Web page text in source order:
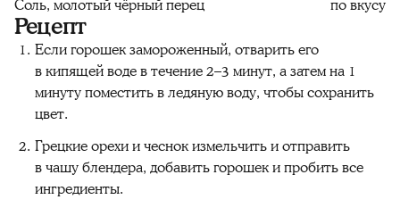
Соль, молотый чёрный перец
по вкусу
Рецепт
Если горошек замороженный, отварить его
в кипящей воде в течение 2–3 минут, а затем на 1
минуту поместить в ледяную воду, чтобы сохранить
цвет.
Грецкие орехи и чеснок измельчить и отправить
в чашу блендера, добавить горошек и пробить все
ингредиенты.